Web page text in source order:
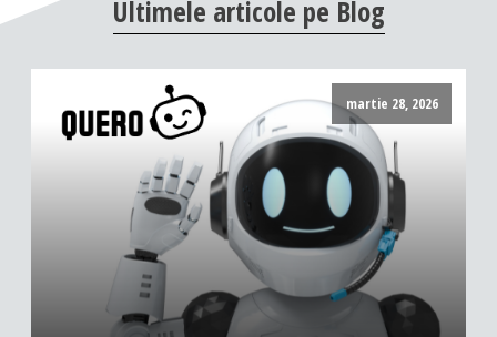
Ultimele articole pe Blog
martie 28, 2026